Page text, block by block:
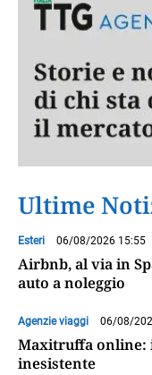
Ultime
Esteri 06/08/2026 15:55
Airbnb, al via in
auto a noleggio
Agenzie viaggi 06/08/
Maxitruffa online:
inesistente